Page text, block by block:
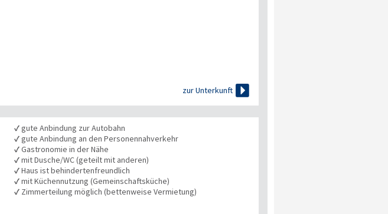
zur Unterkunft 
✓gute Anbindung zur Autobahn
✓gute Anbindung an den Personennahverkehr
✓Gastronomie in der Nähe
✓mit Dusche/WC (geteilt mit anderen)
✓Haus ist behindertenfreundlich
✓mit Küchennutzung (Gemeinschaftsküche)
✓ Zimmerteilung möglich (bettenweise Vermietung)